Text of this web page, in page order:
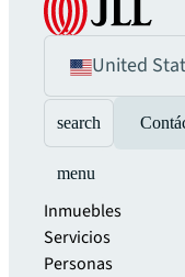
United
search
menu
Inmuebles
Servicios
Personas